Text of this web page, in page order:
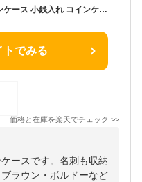
【送料無料】札幌革職人館 角型コインケース 小銭入れ コインケース カード 革 財布 レザー 本革 メンズ レディース 日本製 ブランド おしゃれ カードケース カードも入る 就職 昇進 退職 入学 記念日 男性 女性 ギフト プレゼント 小さい財布 小 さいふ 小さめ 革財布
トでみる
価格と在庫を楽天でチェック >>
ースです。名刺も収納
ラウン・ボルドーなど